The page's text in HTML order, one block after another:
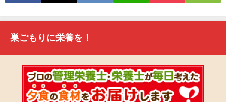
巣ごもりに栄養を！